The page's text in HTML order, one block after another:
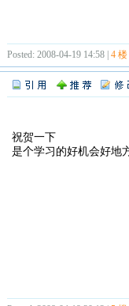
Posted: 2008-04-19 14:58 |4 楼
祝贺一下
是个学习的好机会好地